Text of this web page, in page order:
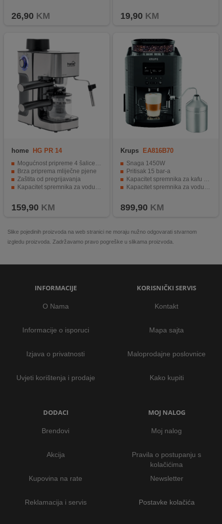
26,90 KM 19,90 KM
home HG PR 14
Mogućnost pripreme 4 šalice espresso kave
Brza priprema mliječne pjene
Zaštita od pregrijavanja
Kapacitet spremnika za vodu 240 ml
159,90 KM
Krups EA816B70
Snaga 1450W
Pritisak 15 bar-a
Kapacitet spremnika za kafu 260 g.
Kapacitet spremnika za vodu 1.7 lit.
899,90 KM
Slike pojedinih proizvoda na web stranici ne moraju nužno odgovarati stvarnom
izgledu proizvoda. Zadržavamo pravo pogreške u slikama proizvoda.
INFORMACIJE
O Nama
Informacije o isporuci
Izjava o privatnosti
Uvjeti korištenja i prodaje
KORISNIČKI SERVIS
Kontakt
Mapa sajta
Maloprodajne poslovnice
Kako kupiti
DODACI
Brendovi
Akcija
Kupovina na rate
Reklamacija i servis
MOJ NALOG
Moj nalog
Pravila o postupanju s
kolačićima
Newsletter
Postavke kolačića